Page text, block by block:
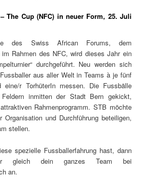
The Cup (NFC) in neuer Form, 25. Juli
des Swiss African Forums, dem
im Rahmen des NFC, wird dieses Jahr ein
durchgeführt. Neu werden sich
aus aller Welt in Teams à je fünf
eine/r TorhüterIn messen. Die Fussbälle
inmitten der Stadt Bern gekickt,
Rahmenprogramm. STB möchte
und Durchführung beteiligen,
stellen.
spezielle Fussballerfahrung hast, dann
gleich dein ganzes Team bei
an.